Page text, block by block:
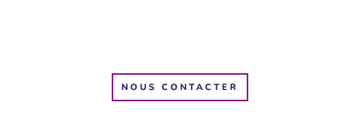
NOUS CONTACTER